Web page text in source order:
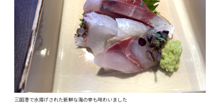
三国港で水揚げされた新鮮な海の幸も味わいました